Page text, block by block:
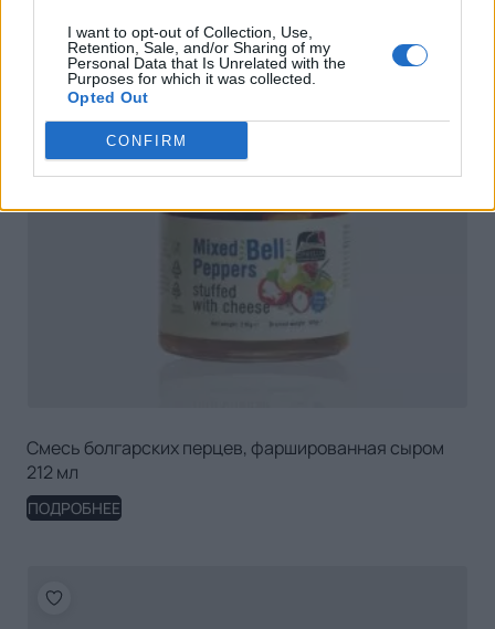
I want to opt-out of Collection, Use,
Retention, Sale, and/or Sharing of my
Personal Data that Is Unrelated with the
Purposes for which it was collected.
Opted Out
CONFIRM
Смесь болгарских перцев, фаршированная сыром
212 мл
ПОДРОБНЕЕ